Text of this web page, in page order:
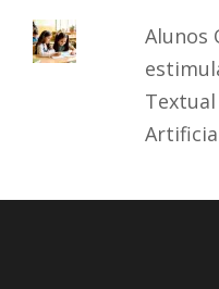
Alunos